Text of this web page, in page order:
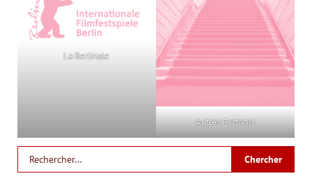
La Berlinale
Autres Festivals